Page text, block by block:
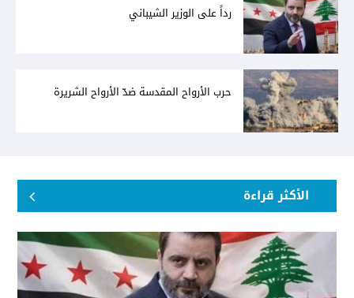
رداً على الوزير الشيباني
حرب الأرواح المقدسة ضدّ الأرواح الشريرة
الأكثر قراءة